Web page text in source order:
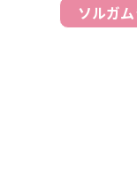
ソルガ